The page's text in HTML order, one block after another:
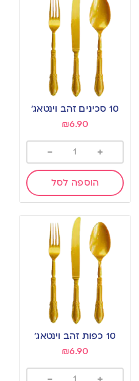
10 סכינים זהב וינטאג’
₪6.90
+
-
הוספה לסל
10 כפות זהב וינטאג’
₪6.90